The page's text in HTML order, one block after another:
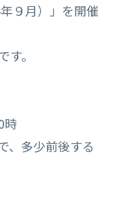
９月）」を開催
。
時
、多少前後する